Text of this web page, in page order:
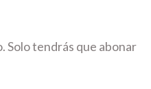
Solo tendrás que abonar